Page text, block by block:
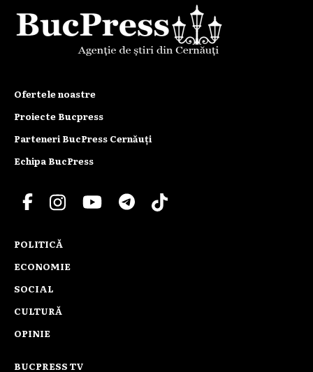
Ofertele noastre
Proiecte Bucpress
Parteneri BucPress Cernăuți
Echipa BucPress
POLITICĂ
ECONOMIE
SOCIAL
CULTURĂ
OPINIE
BUCPRESS TV